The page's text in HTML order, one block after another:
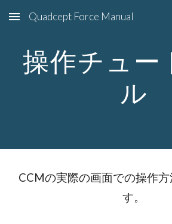
Skip to main content
Quadcept Force Manual
操作チュー
ル
CCMの実際の画面での操作
す。